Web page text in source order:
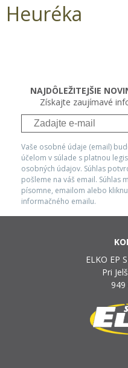
Heuréka
NAJDÔLEŽITEJŠIE
Získajte zaujímavé
Vaše osobné údaje (email)
účelom v súlade s platnou
osobných údajov. Súhlas
pošleme na váš email. Súhlas
písomne, emailom alebo
informačného emailu.
ELKO EP
Pri